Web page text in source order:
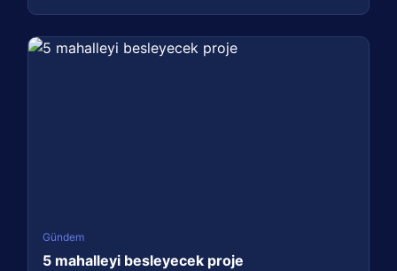
Gündem
5 mahalleyi besleyecek proje